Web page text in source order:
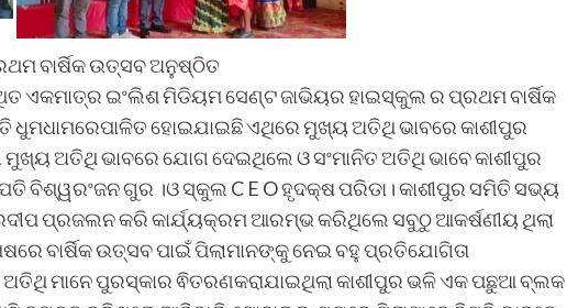
ବାର୍ଷିକ ଉତ୍ସବ ଅନୁଷ୍ଠିତ
ଏକମାତ୍ର ଇଂଲିଶ ମିଡିୟମ ସେଣ୍ଟ ଜାଭିୟର ହାଇସ୍କୁଲ ର ପ୍ରଥମ ବାର୍ଷିକ
ଧୁମଧାମରେପାଳିତ ହୋଇଯାଇଛି ଏଥିରେ ମୁଖ୍ୟ ଅତିଥି ଭାବରେ କାଶୀପୁର
ଅତିଥି ଭାବରେ ଯୋଗ ଦେଇଥିଲେ ଓ ସଂମାନିତ ଅତିଥି ଭାବେ କାଶୀପୁର
ବିଶ୍ୱରଂଜନ ଗୁର ।ଓ ସ୍କୁଲ C E O ହୃଦକ୍ଷ ପରିଡା। କାଶୀପୁର ସମିତି ସଭ୍ୟ
ପ୍ରଜଲନ କରି କାର୍ଯ୍ୟକ୍ରମ ଆରମ୍ଭ କରିଥିଲେ ସବୁଠୁ ଆକର୍ଷଣୀୟ ଥିଲା
ବାର୍ଷିକ ଉତ୍ସବ ପାଇଁ ପିଲାମାନଙ୍କୁ ନେଇ ବହୁ ପ୍ରତିଯୋଗିତା
ଅତିଥି ମାନେ ପୁରସ୍କାର ଵିତରଣକରାଯାଇଥିଲା କାଶୀପୁର ଭଳି ଏକ ପଛୁଆ ବ୍ଲକ